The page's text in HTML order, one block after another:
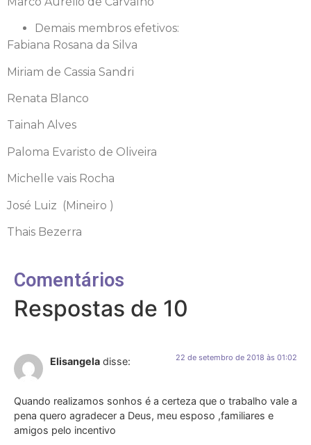
Demais membros efetivos:
Fabiana Rosana da Silva
Miriam de Cassia Sandri
Renata Blanco
Tainah Alves
Paloma Evaristo de Oliveira
Michelle vais Rocha
José Luiz (Mineiro )
Thais Bezerra
Comentários
Respostas de 10
Elisangela disse: 22 de setembro de 2018 às 01:02
Quando realizamos sonhos é a certeza que o trabalho vale a
pena quero agradecer a Deus, meu esposo ,familiares e
amigos pelo incentivo